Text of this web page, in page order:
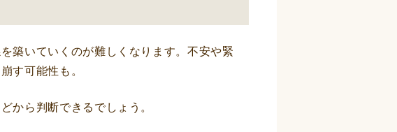
築いていくのが難しくなります。不安や緊
す可能性も。
から判断できるでしょう。